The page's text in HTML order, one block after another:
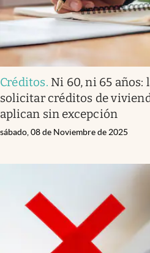
Créditos. Ni 60, ni 65 años:
solicitar créditos de
aplican sin excepción
sábado, 08 de Noviembre de 2025